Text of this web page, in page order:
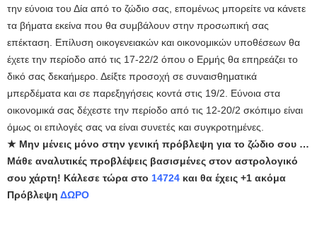
την εύνοια του Δία από το ζώδιο σας, επομένως μπορείτε να κάνετε
τα βήματα εκείνα που θα συμβάλουν στην προσωπική σας
επέκταση. Επίλυση οικογενειακών και οικονομικών υποθέσεων θα
έχετε την περίοδο από τις 17-22/2 όπου ο Ερμής θα επηρεάζει το
δικό σας δεκαήμερο. Δείξτε προσοχή σε συναισθηματικά
μπερδέματα και σε παρεξηγήσεις κοντά στις 19/2. Εύνοια στα
οικονομικά σας δέχεστε την περίοδο από τις 12-20/2 σκόπιμο είναι
όμως οι επιλογές σας να είναι συνετές και συγκροτημένες.
★ Μην μένεις μόνο στην γενική πρόβλεψη για το ζώδιο σου …
Μάθε αναλυτικές προβλέψεις βασισμένες στον αστρολογικό
σου χάρτη! Κάλεσε τώρα στο 14724 και θα έχεις +1 ακόμα
Πρόβλεψη ΔΩΡΟ